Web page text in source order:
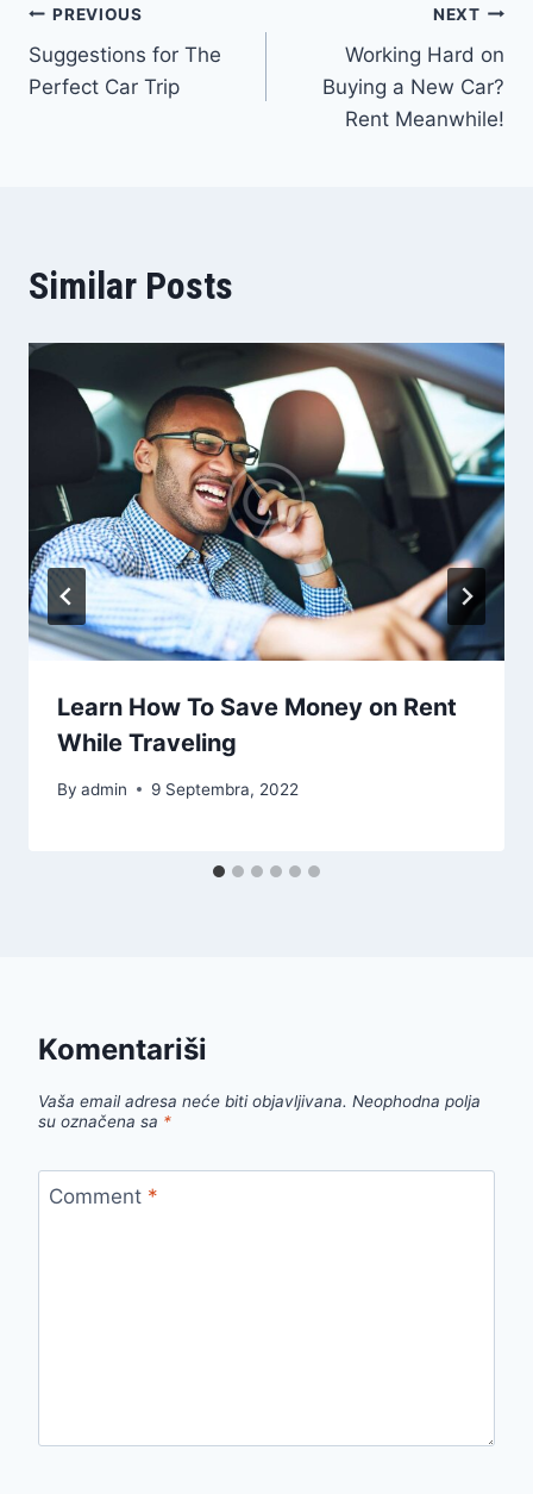
Navigacija
članaka
PREVIOUS
Suggestions for The
Perfect Car Trip
NEXT
Working Hard on
Buying a New Car?
Rent Meanwhile!
Similar Posts
Learn How To Save Money on Rent
While Traveling
By admin 9 Septembra, 2022
Komentariši
Vaša email adresa neće biti objavljivana. Neophodna polja
su označena sa *
Comment *